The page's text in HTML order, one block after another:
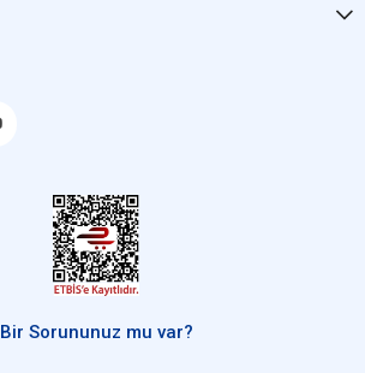
Bir Sorununuz mu var?